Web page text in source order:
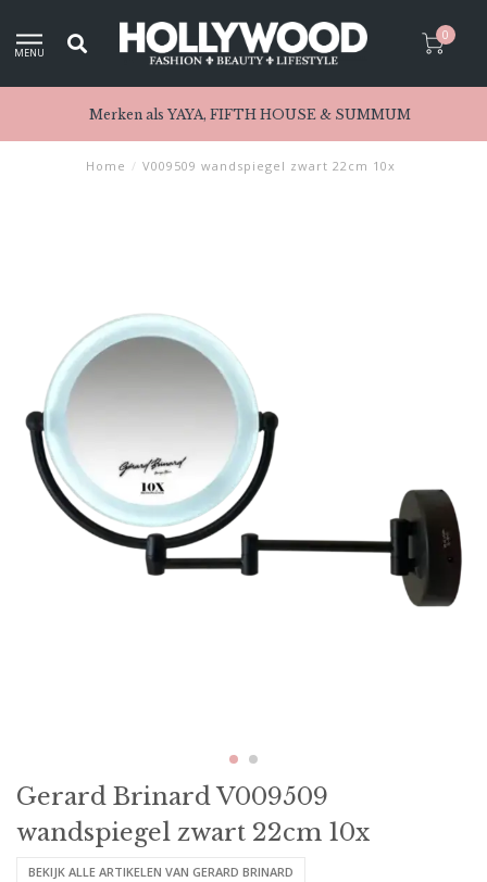
MENU
0
Merken als YAYA, FIFTH HOUSE & SUMMUM
Home / V009509 wandspiegel zwart 22cm 10x
Gerard Brinard V009509
wandspiegel zwart 22cm 10x
BEKIJK ALLE ARTIKELEN VAN GERARD BRINARD